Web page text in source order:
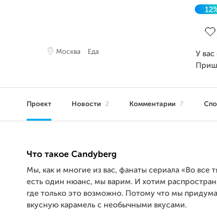
Москва Еда
У вас
Проект Новости 2 Комментарии 7
Что такое Candyberg
Мы, как и многие из вас, фанаты сериала «Во все
есть один нюанс, мы варим. И хотим
где только это возможно. Потому что мы
вкусную карамель с необычными вкусами.